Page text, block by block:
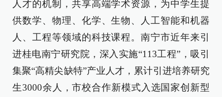
人才的机制，共享高端学术资源，为中学生提
供数学、物理、化学、生物、人工智能和机器
人、工程等领域的科技课程。南宁市近年来引
进桂电南宁研究院，深入实施“113工程”，吸引
集聚“高精尖缺特”产业人才，累计引进培养研究
生3000余人，市校合作新模式入选国家创新型